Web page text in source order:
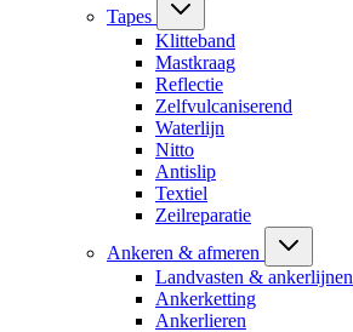
Tapes
Klitteband
Mastkraag
Reflectie
Zelfvulcaniserend
Waterlijn
Nitto
Antislip
Textiel
Zeilreparatie
Ankeren & afmeren
Landvasten & ankerlijnen
Ankerketting
Ankerlieren